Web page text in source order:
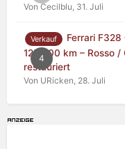
Von Cecilblu, 31. Juli
4
Verkauf
Ferrari F328
125.000 km – Rosso
restauriert
Von URicken, 28. Juli